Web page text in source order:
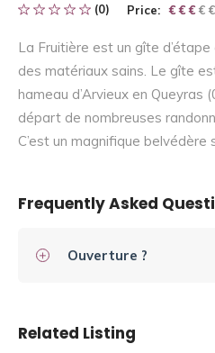
(0) Price: € € € € €
€ € €
La Fruitière est un gîte
des matériaux sains. Le gîte
hameau d’Arvieux en Queyras
départ de nombreuses
C’est un magnifique belvédère
Frequently Asked
Ouverture ?
Related Listing